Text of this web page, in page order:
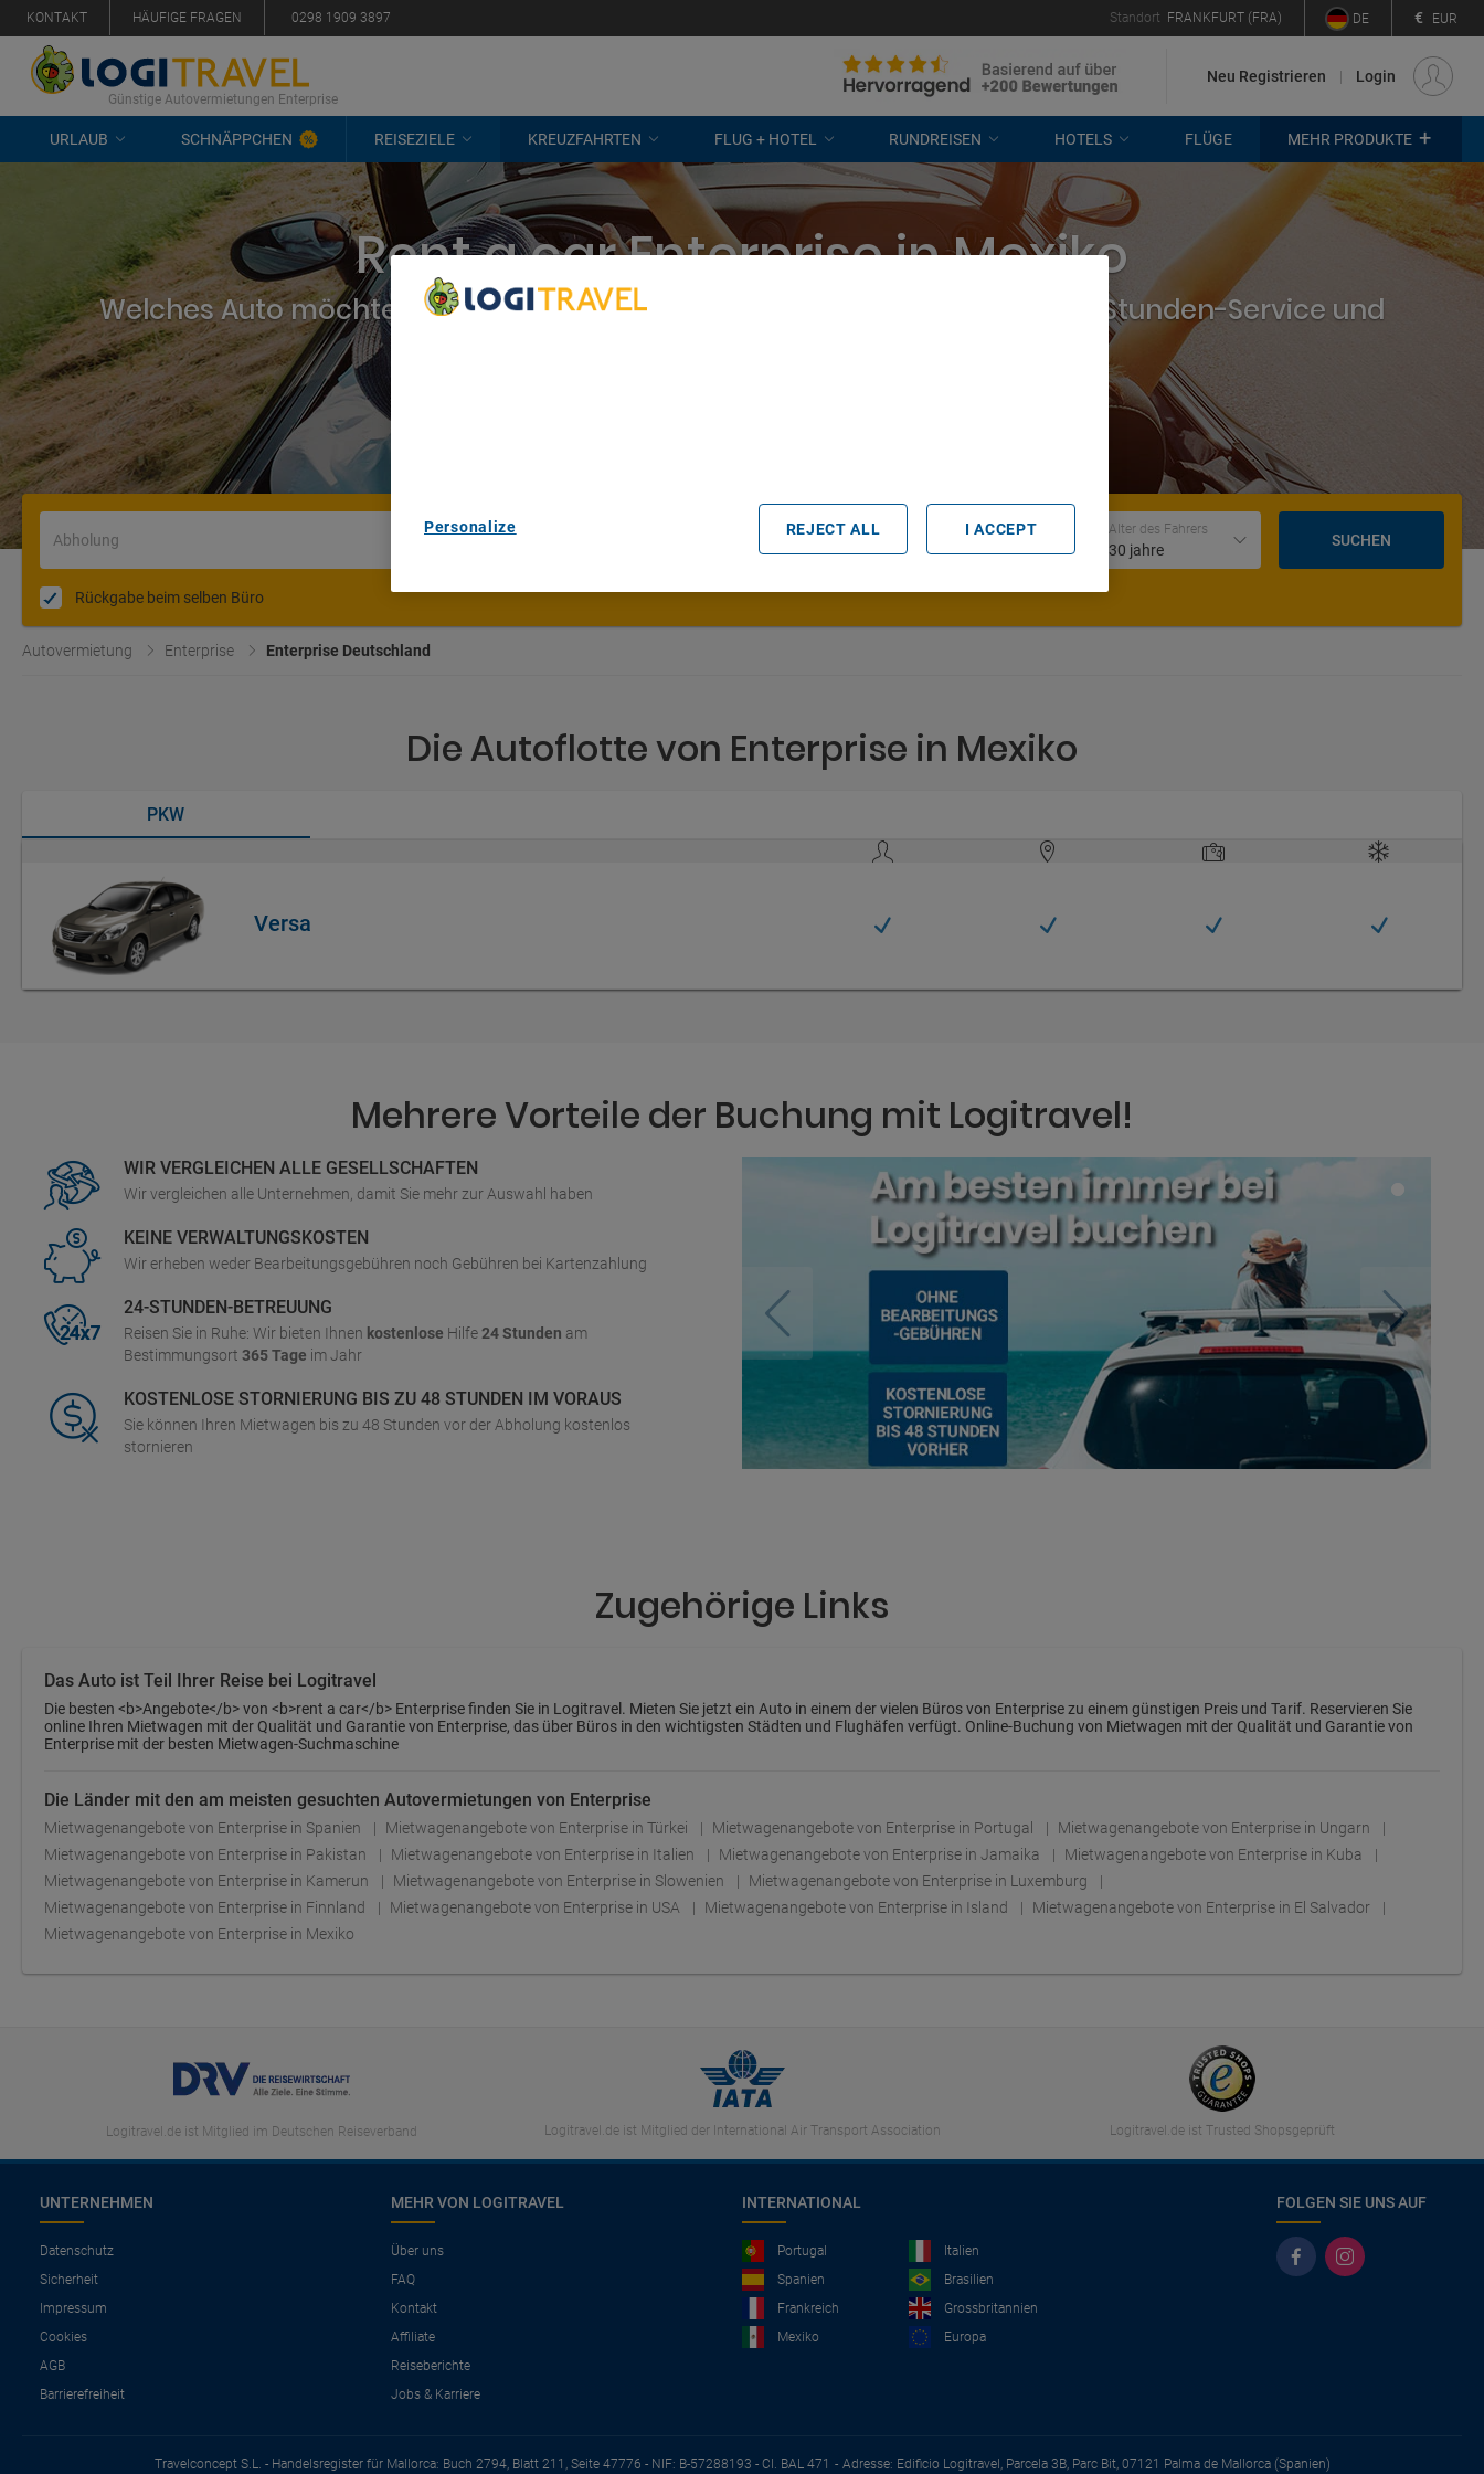
KONTAKT HÄUFIGE FRAGEN 0298 1909 3897 Standort FRANKFURT (FRA) DE € EUR
Günstige Autovermietungen Enterprise
Neu Registrieren Login
URLAUB SCHNÄPPCHEN REISEZIELE KREUZFAHRTEN FLUG + HOTEL RUNDREISEN HOTELS FLÜGE MEHR PRODUKTE +
Rent a car Enterprise in Mexiko
Welches Auto möchten Sie mieten? Wir vergleichen alle Unternehmen, 24-Stunden-Service und
Abholung
Datum und Uhrzeit der Rückgabe Alter des Fahrers
30 jahre
SUCHEN
Rückgabe beim selben Büro
Autovermietung Enterprise Enterprise Deutschland
Die Autoflotte von Enterprise in Mexiko
PKW
Versa
Mehrere Vorteile der Buchung mit Logitravel!
WIR VERGLEICHEN ALLE GESELLSCHAFTEN
Wir vergleichen alle Unternehmen, damit Sie mehr zur Auswahl haben
KEINE VERWALTUNGSKOSTEN
Wir erheben weder Bearbeitungsgebühren noch Gebühren bei Kartenzahlung
24-STUNDEN-BETREUUNG
Reisen Sie in Ruhe: Wir bieten Ihnen kostenlose Hilfe24 Stunden am
Bestimmungsort 365 Tage im Jahr
KOSTENLOSE STORNIERUNG BIS ZU 48 STUNDEN IM VORAUS
Sie können Ihren Mietwagen bis zu 48 Stunden vor der Abholung kostenlos
stornieren
Zugehörige Links
Das Auto ist Teil Ihrer Reise bei Logitravel
Die besten <b>Angebote</b> von <b>rent a car</b> Enterprise finden Sie in Logitravel. Mieten Sie jetzt ein Auto in einem der vielen Büros von Enterprise zu einem günstigen Preis und Tarif. Reservieren Sie
online Ihren Mietwagen mit der Qualität und Garantie von Enterprise, das über Büros in den wichtigsten Städten und Flughäfen verfügt. Online-Buchung von Mietwagen mit der Qualität und Garantie von
Enterprise mit der besten Mietwagen-Suchmaschine
Die Länder mit den am meisten gesuchten Autovermietungen von Enterprise
Mietwagenangebote von Enterprise in Spanien Mietwagenangebote von Enterprise in Türkei Mietwagenangebote von Enterprise in Portugal
Mietwagenangebote von Enterprise in Ungarn
Mietwagenangebote von Enterprise in Pakistan
Mietwagenangebote von Enterprise in Italien Mietwagenangebote von Enterprise in Jamaika
Mietwagenangebote von Enterprise in Kuba
Mietwagenangebote von Enterprise in Kamerun
Mietwagenangebote von Enterprise in Slowenien
Mietwagenangebote von Enterprise in Luxemburg
Mietwagenangebote von Enterprise in Finnland
Mietwagenangebote von Enterprise in USA Mietwagenangebote von Enterprise in Island
Mietwagenangebote von Enterprise in El Salvador
Mietwagenangebote von Enterprise in Mexiko
Logitravel.de ist Mitglied im Deutschen Reiseverband Logitravel.de ist Mitglied der International Air Transport Association Logitravel.de ist Trusted Shopsgeprüft
UNTERNEHMEN
Datenschutz
Sicherheit
Impressum
Cookies
AGB
Barrierefreiheit
MEHR VON LOGITRAVEL
Über uns
FAQ
Kontakt
Affiliate
Reiseberichte
Jobs & Karriere
INTERNATIONAL
Portugal
Italien
Spanien
Brasilien
Frankreich
Grossbritannien
Mexiko
Europa
FOLGEN SIE UNS AUF
Travelconcept S.L. - Handelsregister für Mallorca: Buch 2794, Blatt 211, Seite 47776 - NIF: B-57288193 - CI. BAL 471 Adresse: Edificio Logitravel, Parcela 3B, Parc Bit, 07121 Palma de Mallorca (Spanien)
Personalize REJECT ALL I ACCEPT